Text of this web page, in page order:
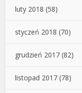
luty 2018 (58)
styczeń 2018 (70)
grudzień 2017 (82)
listopad 2017 (78)